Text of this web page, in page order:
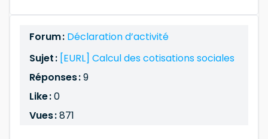
Forum : Déclaration d’activité
Sujet : [EURL] Calcul des cotisations sociales
Réponses :9
Like :0
Vues :871